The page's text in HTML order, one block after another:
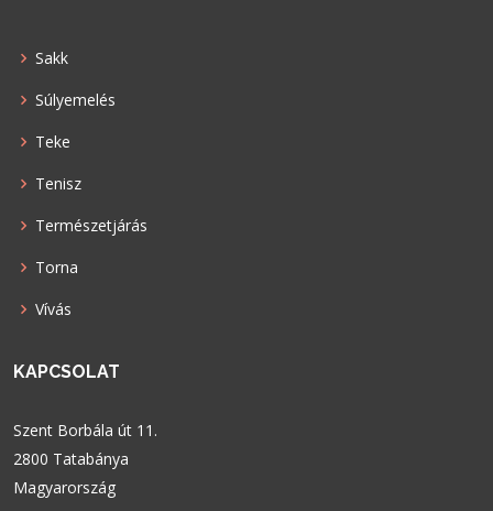
Sakk
Súlyemelés
Teke
Tenisz
Természetjárás
Torna
Vívás
KAPCSOLAT
Szent Borbála út 11.
2800 Tatabánya
Magyarország